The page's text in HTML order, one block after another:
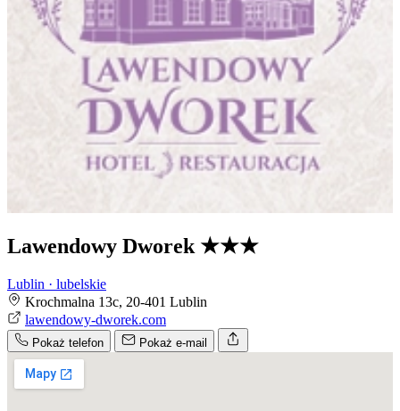
Lawendowy Dworek ★★★
Lublin · lubelskie
Krochmalna 13c, 20-401 Lublin
lawendowy-dworek.com
Pokaż telefon Pokaż e-mail